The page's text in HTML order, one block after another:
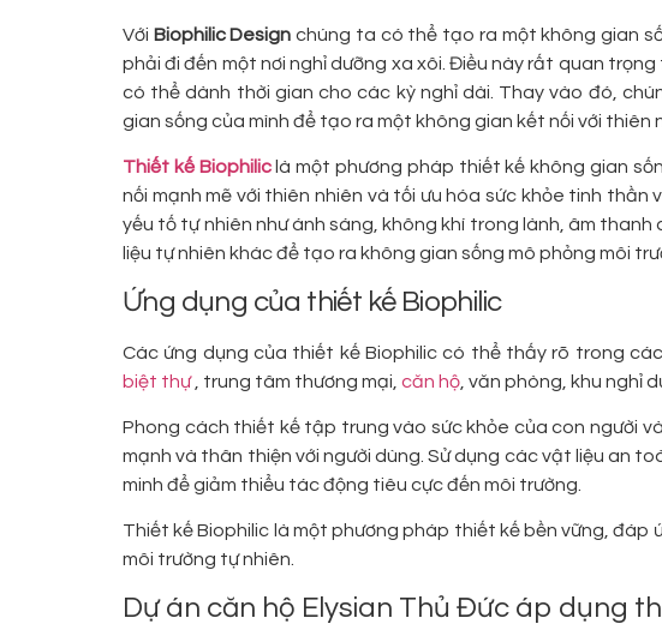
Với Biophilic Design chúng ta có thể tạo ra một không gian
phải đi đến một nơi nghỉ dưỡng xa xôi. Điều này rất quan
có thể dành thời gian cho các kỳ nghỉ dài. Thay vào đó,
gian sống của mình để tạo ra một không gian kết nối với thiên
Thiết kế Biophiliclà một phương pháp thiết kế không gian
nối mạnh mẽ với thiên nhiên và tối ưu hóa sức khỏe tinh
yếu tố tự nhiên như ánh sáng, không khí trong lành, âm
liệu tự nhiên khác để tạo ra không gian sống mô phỏng môi
Ứng dụng của thiết kế Biophilic
Các ứng dụng của thiết kế Biophilic có thể thấy rõ trong
biệt thự, trung tâm thương mại, căn hộ , văn phòng, khu nghỉ
Phong cách thiết kế tập trung vào sức khỏe của con người
mạnh và thân thiện với người dùng. Sử dụng các vật liệu an
minh để giảm thiểu tác động tiêu cực đến môi trường.
Thiết kế Biophilic là một phương pháp thiết kế bền vững, đáp
môi trường tự nhiên.
Dự án căn hộ Elysian Thủ Đức áp dụng